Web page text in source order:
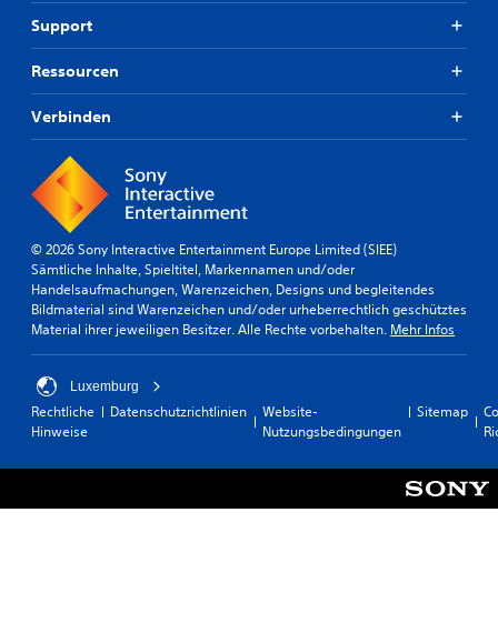
Support
Ressourcen
Verbinden
© 2026 Sony Interactive Entertainment Europe Limited (SIEE)
Sämtliche Inhalte, Spieltitel, Markennamen und/oder
Handelsaufmachungen, Warenzeichen, Designs und begleitendes
Bildmaterial sind Warenzeichen und/oder urheberrechtlich geschütztes
Material ihrer jeweiligen Besitzer. Alle Rechte vorbehalten. Mehr Infos
Luxemburg
Rechtliche
Hinweise
Datenschutzrichtlinien
Website-
Nutzungsbedingungen
Sitemap